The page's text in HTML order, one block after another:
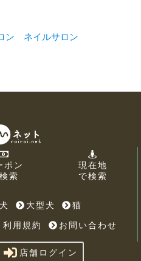
ン ネイルサロン
ポン
索
現在地
で検索
大型犬
猫
用規約 お問い合わせ
店舗ログイン